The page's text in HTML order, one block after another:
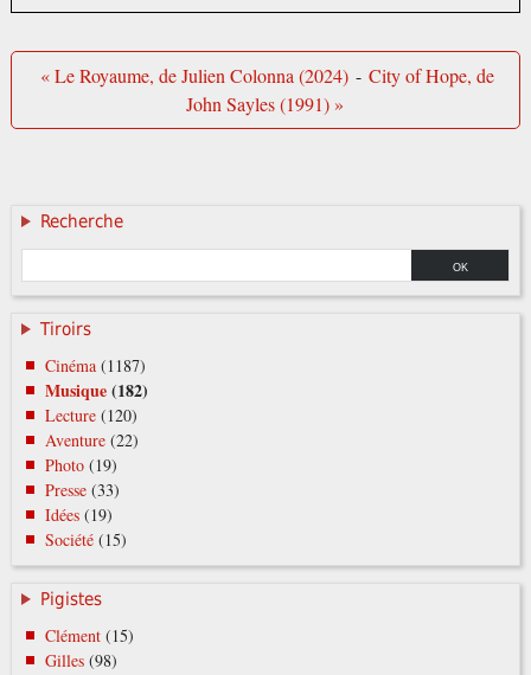
« Le Royaume, de Julien Colonna (2024) - City of Hope, de
John Sayles (1991) »
Recherche
Tiroirs
Cinéma (1187)
Musique(182)
Lecture (120)
Aventure (22)
Photo (19)
Presse (33)
Idées (19)
Société (15)
Pigistes
Clément(15)
Gilles(98)